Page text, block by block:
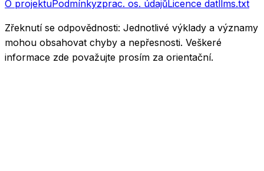
O projektuPodmínkyzprac. os. údajůLicence datllms.txt
Zřeknutí se odpovědnosti: Jednotlivé výklady a významy
mohou obsahovat chyby a nepřesnosti. Veškeré
informace zde považujte prosím za orientační.